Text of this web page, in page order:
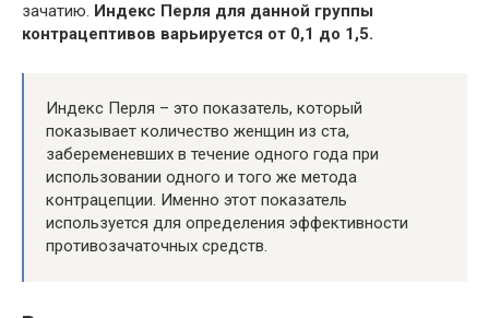
зачатию. Индекс Перля для данной группы
контрацептивов варьируется от 0,1 до 1,5.
Индекс Перля – это показатель, который
показывает количество женщин из ста,
забеременевших в течение одного года при
использовании одного и того же метода
контрацепции. Именно этот показатель
используется для определения эффективности
противозачаточных средств.